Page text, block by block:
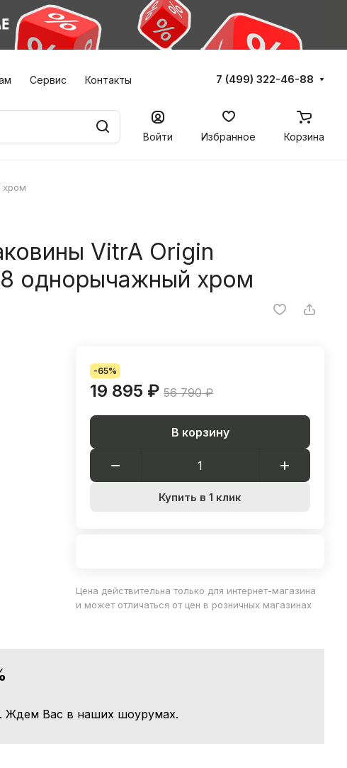
Сервис Контакты 7 (499) 322-46-88
Войти Избранное Корзина
хром
VitrA Origin
однорычажный хром
-65%
19 895 ₽ 56 790 ₽
В корзину
Купить в 1 клик
Цена действительна только для интернет-магазина
и может отличаться от цен в розничных магазинах
Ждем Вас в наших шоурумах.